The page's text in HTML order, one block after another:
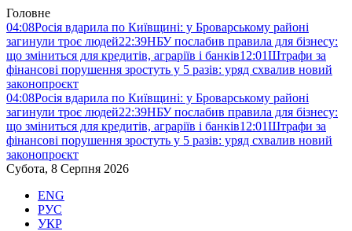
Головне
04:08Росія вдарила по Київщині: у Броварському районі
загинули троє людей22:39НБУ послабив правила для бізнесу:
що зміниться для кредитів, аграріїв і банків12:01Штрафи за
фінансові порушення зростуть у 5 разів: уряд схвалив новий
законопроєкт
04:08Росія вдарила по Київщині: у Броварському районі
загинули троє людей22:39НБУ послабив правила для бізнесу:
що зміниться для кредитів, аграріїв і банків12:01Штрафи за
фінансові порушення зростуть у 5 разів: уряд схвалив новий
законопроєкт
Субота, 8 Серпня 2026
ENG
РУС
УКР